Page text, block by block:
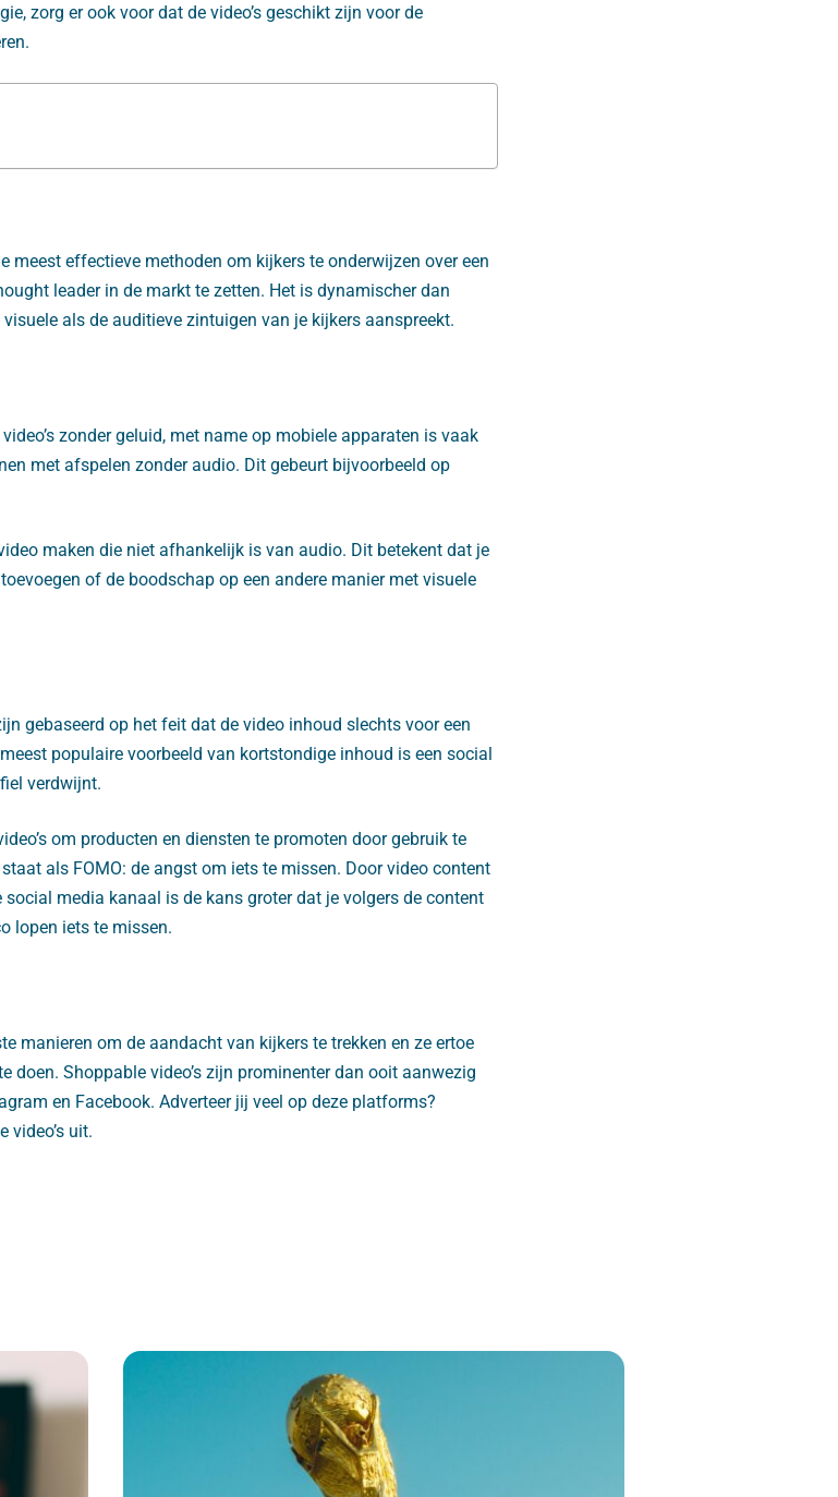
zorg er ook voor dat de video’s geschikt zijn voor de
meest effectieve methoden om kijkers te onderwijzen over een
leader in de markt te zetten. Het is dynamischer dan
als de auditieve zintuigen van je kijkers aanspreekt.
zonder geluid, met name op mobiele apparaten is vaak
met afspelen zonder audio. Dit gebeurt bijvoorbeeld op
maken die niet afhankelijk is van audio. Dit betekent dat je
of de boodschap op een andere manier met visuele
gebaseerd op het feit dat de video inhoud slechts voor een
populaire voorbeeld van kortstondige inhoud is een social
verdwijnt.
om producten en diensten te promoten door gebruik te
als FOMO: de angst om iets te missen. Door video content
media kanaal is de kans groter dat je volgers de content
lopen iets te missen.
manieren om de aandacht van kijkers te trekken en ze ertoe
doen. Shoppable video’s zijn prominenter dan ooit aanwezig
en Facebook. Adverteer jij veel op deze platforms?
video’s uit.